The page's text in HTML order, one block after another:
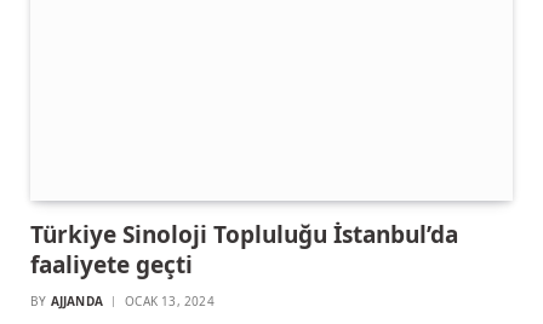
Türkiye Sinoloji Topluluğu İstanbul’da
faaliyete geçti
BY AJJANDA OCAK 13, 2024